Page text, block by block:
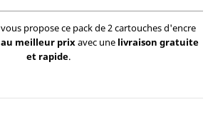
vous propose ce pack de 2 cartouches d'encre
au meilleur prixavec une livraison gratuite
et rapide.